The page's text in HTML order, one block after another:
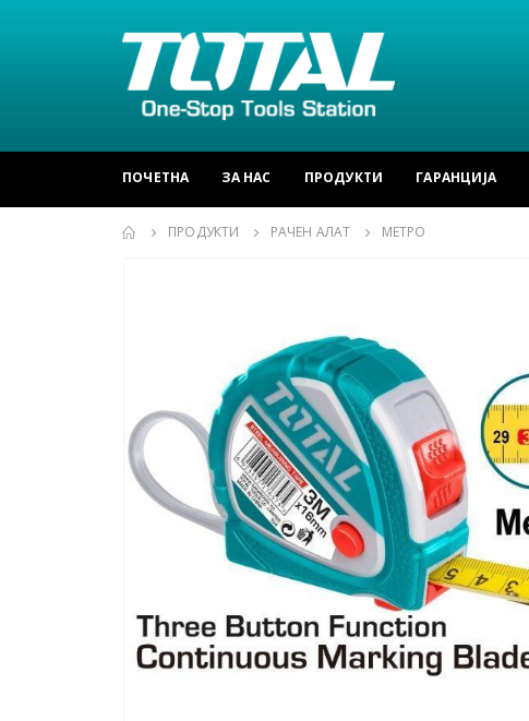
ПОЧЕТНА ЗА НАС ПРОДУКТИ ГАРАНЦИЈА
ПРОДУКТИ РАЧЕН АЛАТ МЕТРО